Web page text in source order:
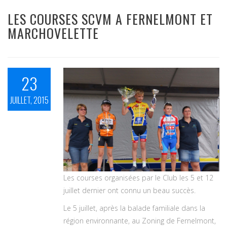
LES COURSES SCVM A FERNELMONT ET
MARCHOVELETTE
23
JUILLET, 2015
Les courses organisées par le Club les 5 et 12
juillet dernier ont connu un beau succès.
Le 5 juillet, après la balade familiale dans la
région environnante, au Zoning de Fernelmont,